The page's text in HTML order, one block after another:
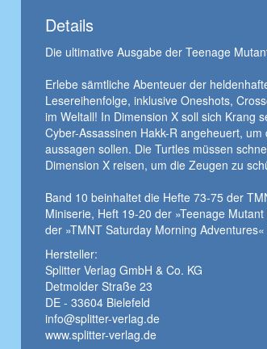
Details
Die ultimative Ausgabe der Teenage
Erlebe sämtliche Abenteuer der
Lesereihenfolge, inklusive Oneshots,
im Weltall! In Dimension X soll sich Krang
Cyber-Assassinen Hakk-R angeheuert,
aussagen sollen. Die Turtles müssen
Dimension X reisen, um die Zeugen zu
Band 10 beinhaltet die Hefte 73-75 der
Miniserie, Heft 19-20 der »Teenage
der »TMNT Saturday Morning
Hersteller:
Splitter Verlag GmbH & Co. KG
Detmolder Straße 23
DE - 33604 Bielefeld
info@splitter-verlag.de
www.splitter-verlag.de